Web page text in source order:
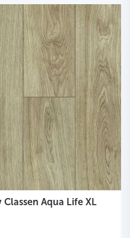
Aqua Life XL